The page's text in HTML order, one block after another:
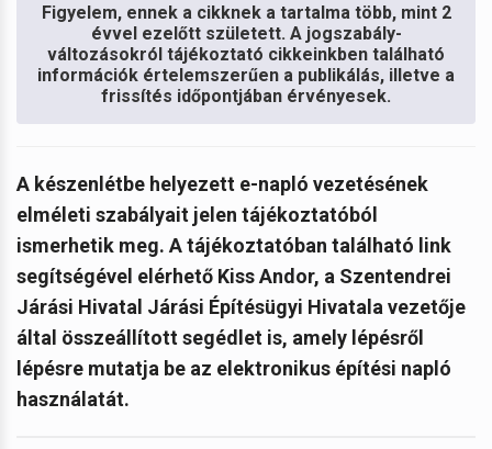
Figyelem, ennek a cikknek a tartalma több, mint 2
évvel ezelőtt született. A jogszabály-
változásokról tájékoztató cikkeinkben található
információk értelemszerűen a publikálás, illetve a
frissítés időpontjában érvényesek.
A készenlétbe helyezett e-napló vezetésének
elméleti szabályait jelen tájékoztatóból
ismerhetik meg. A tájékoztatóban található link
segítségével elérhető Kiss Andor, a Szentendrei
Járási Hivatal Járási Építésügyi Hivatala vezetője
által összeállított segédlet is, amely lépésről
lépésre mutatja be az elektronikus építési napló
használatát.